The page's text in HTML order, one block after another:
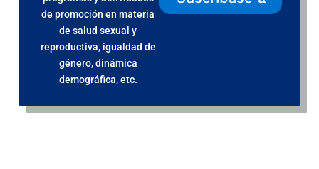
de promoción en materia
de salud sexual y
reproductiva, igualdad de
género, dinámica
demográfica, etc.